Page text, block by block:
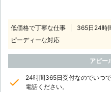
低価格で丁寧な仕事 365日24時
ピーディーな対応
アピー
24時間365日受付なのでいつ
電話ください。